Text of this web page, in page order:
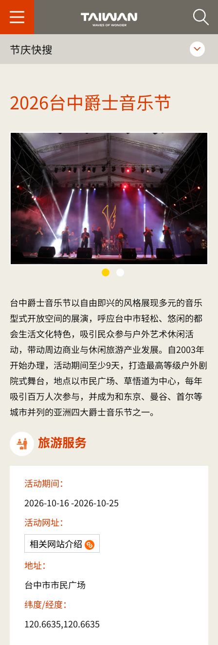
台旅会北京办事
节庆快搜
2026台中爵士音乐节
台中爵士音乐节以自由即兴的风格展现多元的音乐
型式开放空间的展演，呼应台中市轻松、悠闲的都
会生活文化特色，吸引民众参与户外艺术休闲活
动，带动周边商业与休闲旅游产业发展。自2003年
开始办理，活动期间至少9天，打造最高等级户外剧
院式舞台，地点以市民广场、草悟道为中心，每年
吸引百万人次参与，并成为和东京、曼谷、首尔等
城市并列的亚洲四大爵士音乐节之一。
旅游服务
活动期间：
2026-10-16 -2026-10-25
活动网址：
相关网站介绍
地址：
台中市市民广场
纬度/经度：
120.6635,120.6635